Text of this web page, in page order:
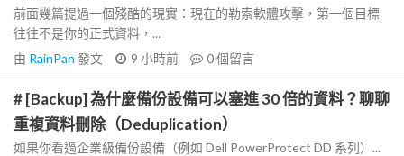
前面幾篇提過一個殘酷的現實：現在的勒索軟體攻擊，第一個目標
往往不是你的正式資料，...
由 RainPan 發文 9 小時前 0個留言
# [Backup] 為什麼備份設備可以塞進 30 倍的資料？聊聊
重複資料刪除（Deduplication）
如果你看過企業級備份設備（例如 Dell PowerProtect DD 系列）...